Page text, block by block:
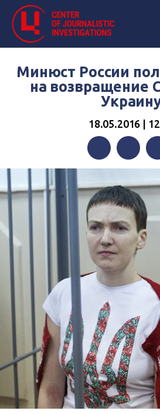
Минюст России
на возвращение
18.05.2016 |
FacebookTwitter